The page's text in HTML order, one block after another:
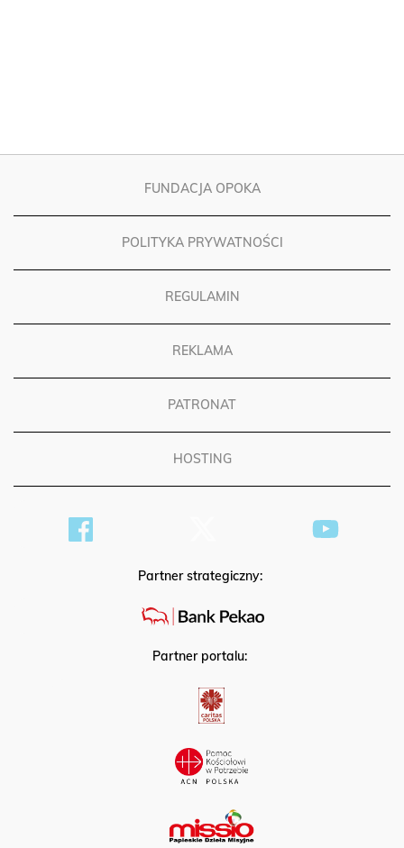
FUNDACJA OPOKA
POLITYKA PRYWATNOŚCI
REGULAMIN
REKLAMA
PATRONAT
HOSTING
Partner strategiczny:
Partner portalu: